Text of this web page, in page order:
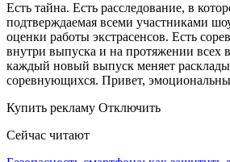
Есть тайна. Есть расследование, в
подтверждаемая всеми участниками
оценки работы экстрасенсов. Есть
внутри выпуска и на протяжении всех
каждый новый выпуск меняет
соревнующихся. Привет,
Купить рекламу Отключить
Сейчас читают